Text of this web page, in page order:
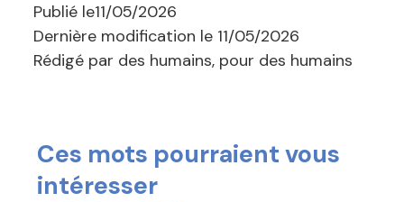
Publié le11/05/2026
Dernière modification le 11/05/2026
Rédigé par des humains, pour des humains
Ces mots pourraient vous
intéresser